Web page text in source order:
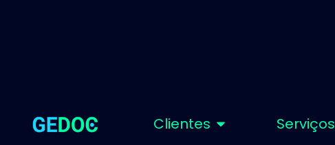
Clientes Serviços